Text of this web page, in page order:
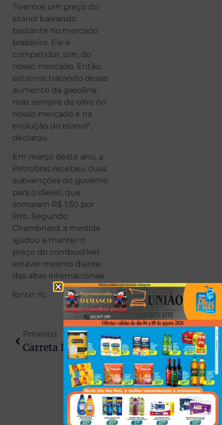
Tivemos um preço do
etanol baixando
bastante no mercado
brasileiro. Ele é
competidor, sim, do
nosso mercado. Então,
estamos tratando desse
aumento da gasolina,
mas sempre de olho no
nosso mercado e na
evolução do etanol”,
declarou.
Em março deste ano, a
Petrobras recebeu duas
subvenções do governo
para o diesel, que
somaram R$ 1,50 por
litro. Segundo
Chambriard, a medida
ajudou a manter o
preço do combustível
estável mesmo diante
das altas internacionais.
fonte: ric
Previous
Carreta Invade Calçadão No Centro De Colorado E Provoca Susto Em Moradores
Next
Homem É Preso Com Cadeira De Rodas Furtada De UPA Em Londrina